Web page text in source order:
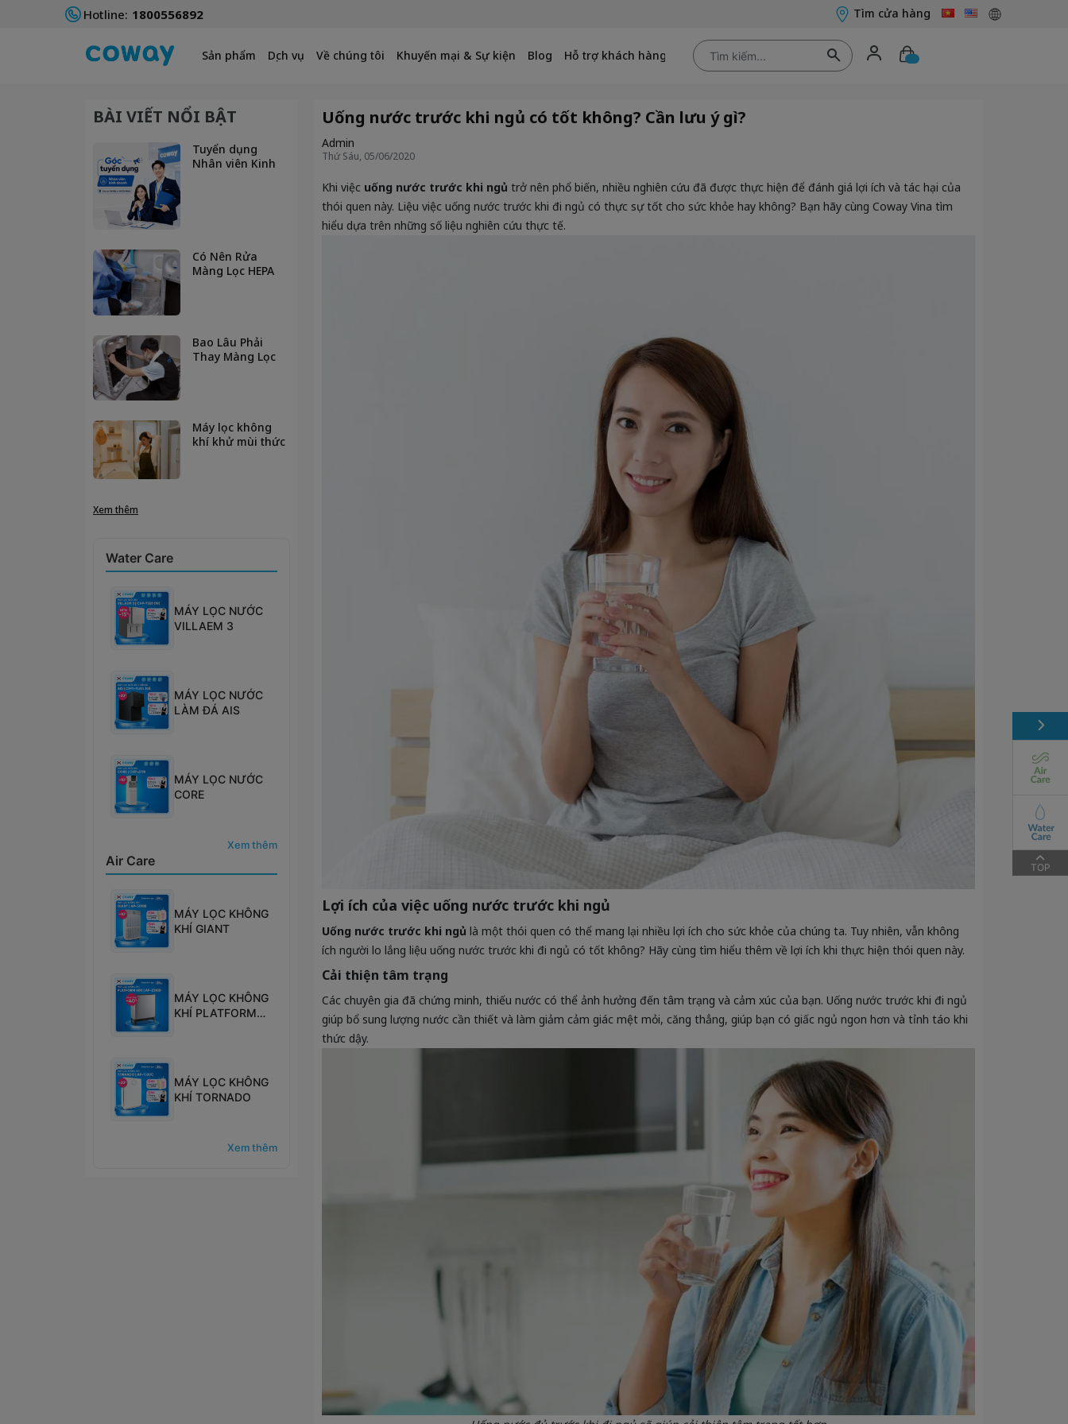
Hotline: 1800556892 Tìm cửa hàng
Sản phẩm Dịch vụ Về chúng tôi Khuyến mại & Sự kiện Blog Hỗ trợ khách hàng
Uống nước trước khi ngủ có tốt không? Cần lưu ý gì?
Admin
Thứ Sáu, 05/06/2020
Khi việc uống nước trước khi ngủ trở nên phổ biến, nhiều nghiên cứu đã được thực hiện để đánh giá lợi ích và tác hại của
thói quen này. Liệu việc uống nước trước khi đi ngủ có thực sự tốt cho sức khỏe hay không? Bạn hãy cùng Coway Vina tìm
hiểu dựa trên những số liệu nghiên cứu thực tế.
Lợi ích của việc uống nước trước khi ngủ
Uống nước trước khi ngủ là một thói quen có thể mang lại nhiều lợi ích cho sức khỏe của chúng ta. Tuy nhiên, vẫn không
ích người lo lắng liệu uống nước trước khi đi ngủ có tốt không? Hãy cùng tìm hiểu thêm về lợi ích khi thực hiện thói quen này.
Cải thiện tâm trạng
Các chuyên gia đã chứng minh, thiếu nước có thể ảnh hưởng đến tâm trạng và cảm xúc của bạn. Uống nước trước khi đi ngủ
giúp bổ sung lượng nước cần thiết và làm giảm cảm giác mệt mỏi, căng thẳng, giúp bạn có giấc ngủ ngon hơn và tỉnh táo khi
thức dậy.
BÀI VIẾT NỔI BẬT
Tuyển dụng
Nhân viên Kinh
Có Nên Rửa
Màng Lọc HEPA
Bao Lâu Phải
Thay Màng Lọc
Máy lọc không
khí khử mùi thức
Xem thêm
Water Care
MÁY LỌC NƯỚC
VILLAEM 3
MÁY LỌC NƯỚC
LÀM ĐÁ AIS
MÁY LỌC NƯỚC
CORE
Xem thêm
Air Care
MÁY LỌC KHÔNG
KHÍ GIANT
MÁY LỌC KHÔNG
KHÍ PLATFORM
MÁY LỌC KHÔNG
KHÍ TORNADO
Xem thêm
TOP